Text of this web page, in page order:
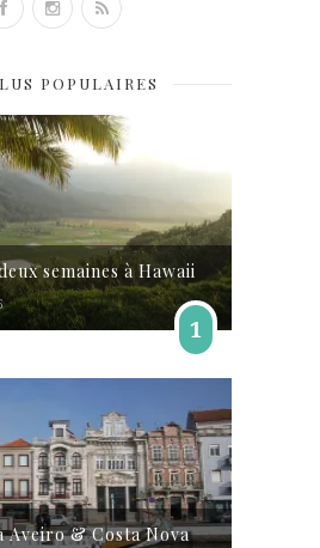
POPULAIRES
semaines à Hawaii
1
Aveiro & Costa Nova